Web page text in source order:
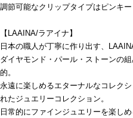
調節可能なクリップタイプはピンキー
【LAAINA/ラアイナ】
日本の職人が丁寧に作り出す、
ダイヤモンド・パール・ストーンの
的。
永遠に楽しめるエターナルなコレク
れたジュエリーコレクション。
日常的にファインジュエリーを楽し